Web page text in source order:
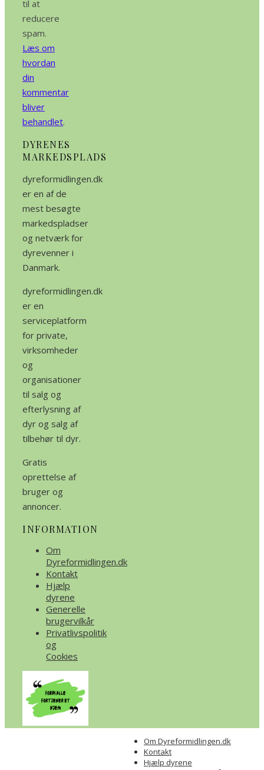
til at
reducere
spam.
Læs om
hvordan
din
kommentar
bliver
behandlet.
DYRENES
MARKEDSPLADS
dyreformidlingen.dk
er en af de
mest besøgte
markedspladser
og netværk for
dyrevenner i
Danmark.
dyreformidlingen.dk
er en
serviceplatform
for private,
virksomheder
og
organisationer
til salg og
efterlysning af
dyr og salg af
tilbehør til dyr.
Gratis
oprettelse af
bruger og
annoncer.
INFORMATION
Om
Dyreformidlingen.dk
Kontakt
Hjælp
dyrene
Generelle
brugervilkår
Privatlivspolitik
og
Cookies
Om Dyreformidlingen.dk
Kontakt
Hjælp dyrene